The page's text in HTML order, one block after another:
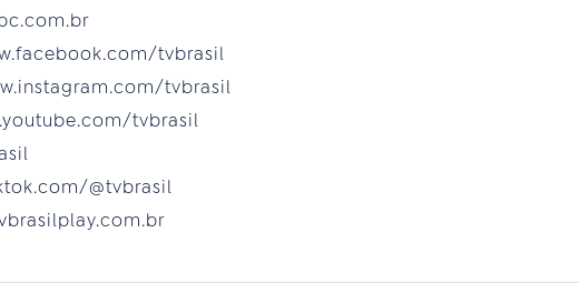
tvbrasil
tvbrasil
tvbrasil
@tvbrasil